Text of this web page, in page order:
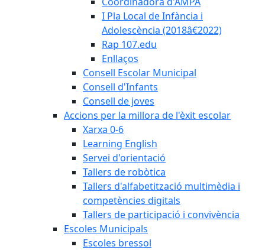
I Pla Local de Infància i
Adolescència (2018â€2022)
Rap 107.edu
Enllaços
Consell Escolar Municipal
Consell d'Infants
Consell de joves
Accions per la millora de l'èxit escolar
Xarxa 0-6
Learning English
Servei d'orientació
Tallers de robòtica
Tallers d'alfabetització multimèdia i
competències digitals
Tallers de participació i convivència
Escoles Municipals
Escoles bressol